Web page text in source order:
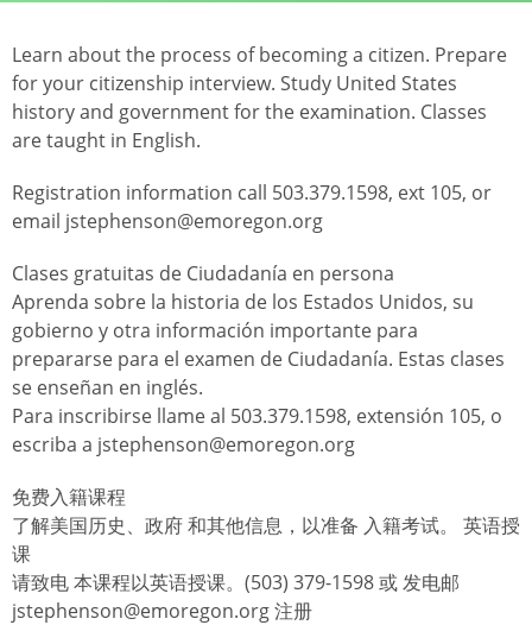
Learn about the process of becoming a citizen. Prepare
for your citizenship interview. Study United States
history and government for the examination. Classes
are taught in English.
Registration information call 503.379.1598, ext 105, or
email jstephenson@emoregon.org
Clases gratuitas de Ciudadanía en persona
Aprenda sobre la historia de los Estados Unidos, su
gobierno y otra información importante para
prepararse para el examen de Ciudadanía. Estas clases
se enseñan en inglés.
Para inscribirse llame al 503.379.1598, extensión 105, o
escriba a jstephenson@emoregon.org
免费入籍课程
了解美国历史、政府 和其他信息，以准备 入籍考试。 英语授
课
请致电 本课程以英语授课。(503) 379-1598 或 发电邮
jstephenson@emoregon.org 注册